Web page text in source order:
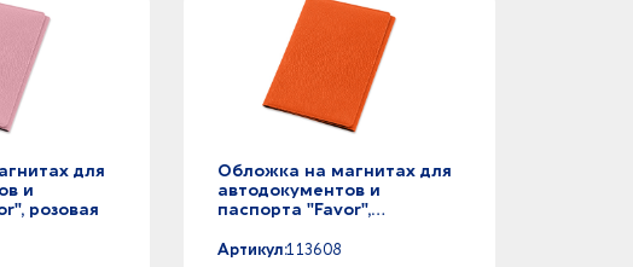
для
и
розовая
Обложка на магнитах для
автодокументов и
паспорта "Favor",
Артикул:113608